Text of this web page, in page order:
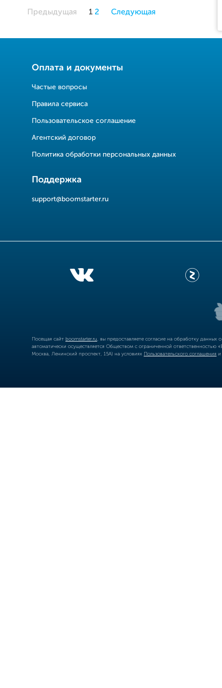
Предыдущая 1 2 Следующая
Оплата и документы
Частые вопросы
Правила сервиса
Пользовательское соглашение
Агентский договор
Политика обработки персональных данных
Поддержка
support@boomstarter.ru
Посещая сайт boomstarter.ru , вы предоставляете согласие на обработку
автоматически осуществляется Обществом с ограниченной
Москва, Ленинский проспект, 15А) на условиях Пользовательского соглашения и